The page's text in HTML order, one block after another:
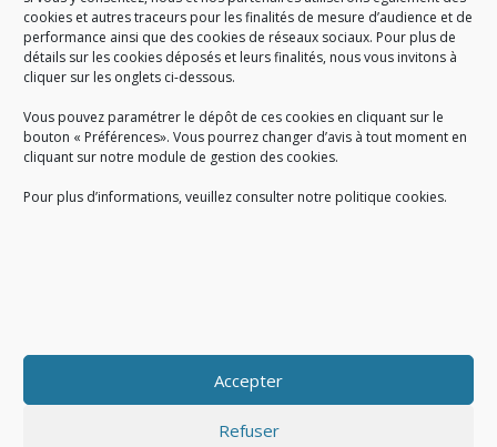
cookies et autres traceurs pour les finalités de mesure d’audience et de
performance ainsi que des cookies de réseaux sociaux. Pour plus de
détails sur les cookies déposés et leurs finalités, nous vous invitons à
cliquer sur les onglets ci-dessous.
Vous pouvez paramétrer le dépôt de ces cookies en cliquant sur le
bouton « Préférences». Vous pourrez changer d’avis à tout moment en
cliquant sur notre module de gestion des cookies.
Pour plus d’informations, veuillez consulter notre politique cookies.
Accepter
Refuser
Créé en 1978, le Sigidurs est un établissement public quiexerce
des missions de service public : la prévention, la collecte et la
valorisation des déchets ménagers et assimilés produits par son
territoire.
Accueil du public :